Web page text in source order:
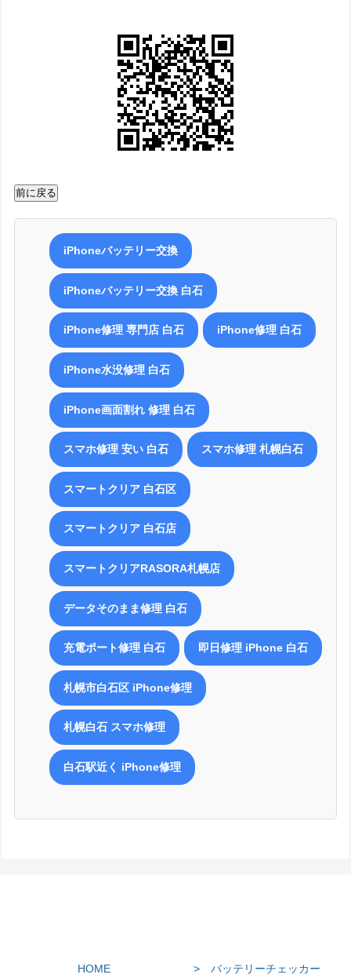
お見積もりは5分程度ですぐに終わります。
Q.修理を依頼方法は？時間はかかりますか？
マートクリアへ直接電話予約をしていただければスムーズにご案内が
可能でございます。
ちいただく可能性がございますのでご了承くださいませ。
Q.札幌以外にも店舗はありますか？
はい。現在、札幌以外にも、小樽市、千歳市、江別市、苫小牧市、旭
川市、函館市、室蘭市にも出店しております。
札幌市内には、札幌市中央区、札幌市北区、札幌市西区、札幌市厚別
区、札幌市南区、札幌市手稲区、札幌市豊平区、札幌市東区、札幌市
白石区とほとんどの区に出店しておりますので、是非お近くの店舗ま
でご相談ください。
もちろん可能です。
実際にスマートクリアには、他業者で修理して不具合が発生したお客
様が多数いらっしゃいます。
スマートクリアグループは総務大臣登録の登録修理業者ですので、厳
しい検査項目・特性試験をクリアしています。
また、修理交換パーツはすべて信頼・信用出来る国内商社が取り扱う
部品を使用しております。
サービス技術などの品質管理においても世界基準の厳しい管理体制の
中でサービス提供を行っていますので、ご安心ください。
他の業者での修理後に不具合等が発生した場合は、早めにご相談下さ
い。
iPhoneバッテリー交換
iPhoneバッテリー交換 白石
iPhone修理 専門店 白石 iPhone修理 白石
iPhone水没修理 白石
iPhone画面割れ 修理 白石
スマホ修理 安い 白石 スマホ修理 札幌白石
スマートクリア 白石区
スマートクリア 白石店
スマートクリアRASORA札幌店
データそのまま修理 白石
充電ポート修理 白石 即日修理 iPhone 白石
札幌市白石区 iPhone修理
札幌白石 スマホ修理
白石駅近く iPhone修理
HOME > バッテリーチェッカー